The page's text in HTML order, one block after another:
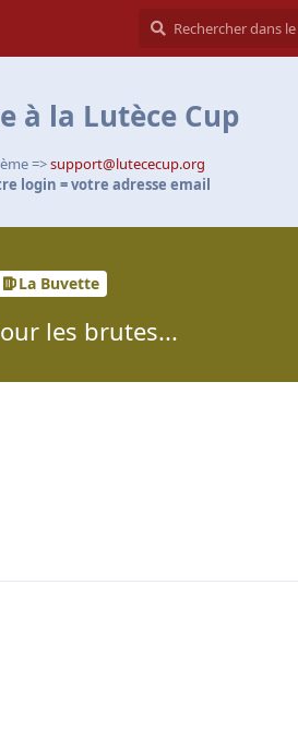
à la Lutèce Cup
=>support@lutececup.org
login = votre adresse email
La Buvette
les brutes...